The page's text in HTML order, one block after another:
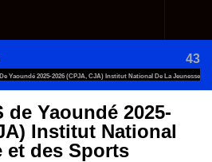
43
Yaoundé 2025-2026 (CPJA, CJA) Institut National De La Jeunesse
Yaoundé 2025-
Institut National
et des Sports